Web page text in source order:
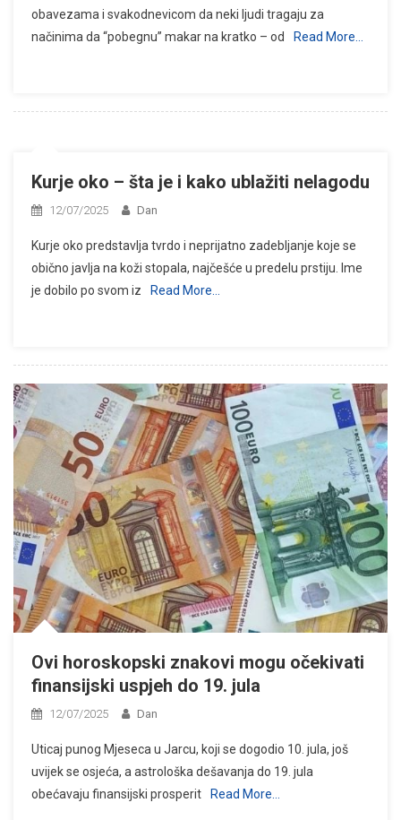
obavezama i svakodnevicom da neki ljudi tragaju za
načinima da “pobegnu” makar na kratko – od
Read More…
Kurje oko – šta je i kako ublažiti nelagodu
12/07/2025 Dan
Kurje oko predstavlja tvrdo i neprijatno zadebljanje koje se
obično javlja na koži stopala, najčešće u predelu prstiju. Ime
je dobilo po svom iz
Read More…
Ovi horoskopski znakovi mogu očekivati
finansijski uspjeh do 19. jula
12/07/2025 Dan
Uticaj punog Mjeseca u Jarcu, koji se dogodio 10. jula, još
uvijek se osjeća, a astrološka dešavanja do 19. jula
obećavaju finansijski prosperit
Read More…